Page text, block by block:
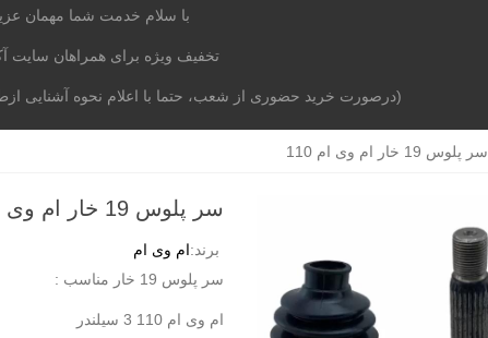
جلوبندی و تعلیق موتوری برند خودرو
سر پلوس 19 خار ام وی ام 110
سر پلوس 19 خار ام وی ام 110
برند:ام وی ام
سر پلوس 19 خار مناسب :
ام وی ام 110 3 سیلندر
با سلام خدمت شما مهمان
تخفیف ویژه برای همراهان سایت
(درصورت خرید حضوری از شعب، حتما با اعلام نحوه آشنایی